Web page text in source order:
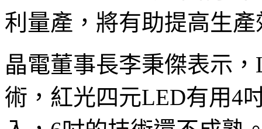
利量產，將有助提高生
晶電董事長李秉傑表示
術，紅光四元LED有用4